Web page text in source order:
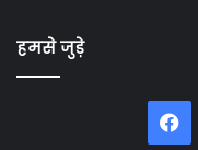
हमसे जुड़े